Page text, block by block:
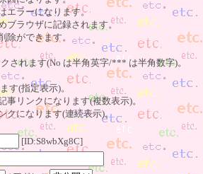
エラーになります。
ブラウザに記録されます。
除ができます。
されます(No は半角英字/*** は半角数字)。
す(指定表示)。
事リンクになります(複数表示)。
クになります(連続表示)。
[ID:S8wbXg8C]